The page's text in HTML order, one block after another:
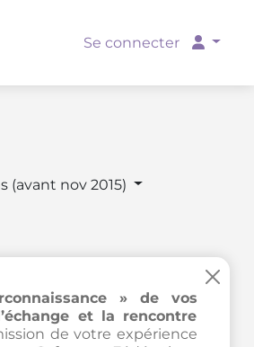
Se connecter
(avant nov 2015)
×
» de vos
et la rencontre
de votre expérience